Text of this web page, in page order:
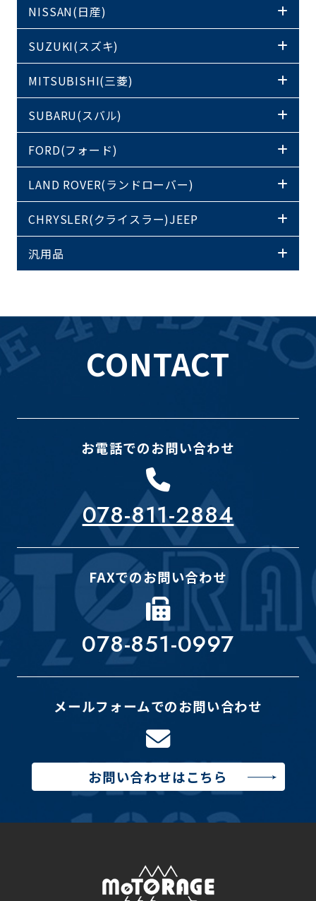
NISSAN(日産)
SUZUKI(スズキ)
MITSUBISHI(三菱)
SUBARU(スバル)
FORD(フォード)
LAND ROVER(ランドローバー)
CHRYSLER(クライスラー)JEEP
汎用品
CONTACT
お電話でのお問い合わせ
078-811-2884
FAXでのお問い合わせ
078-851-0997
メールフォームでのお問い合わせ
お問い合わせはこちら